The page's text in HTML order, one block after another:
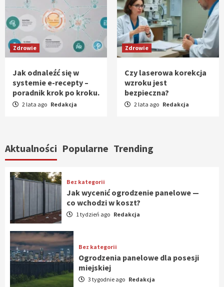
Zdrowie
Jak odnaleźć się w
systemie e-recepty –
poradnik krok po kroku.
2 lata ago Redakcja
Zdrowie
Czy laserowa korekcja
wzroku jest
bezpieczna?
2 lata ago Redakcja
Aktualności Popularne Trending
Bez kategorii
Jak wycenić ogrodzenie panelowe —
co wchodzi w koszt?
1 tydzień ago Redakcja
Bez kategorii
Ogrodzenia panelowe dla posesji
miejskiej
3 tygodnie ago Redakcja